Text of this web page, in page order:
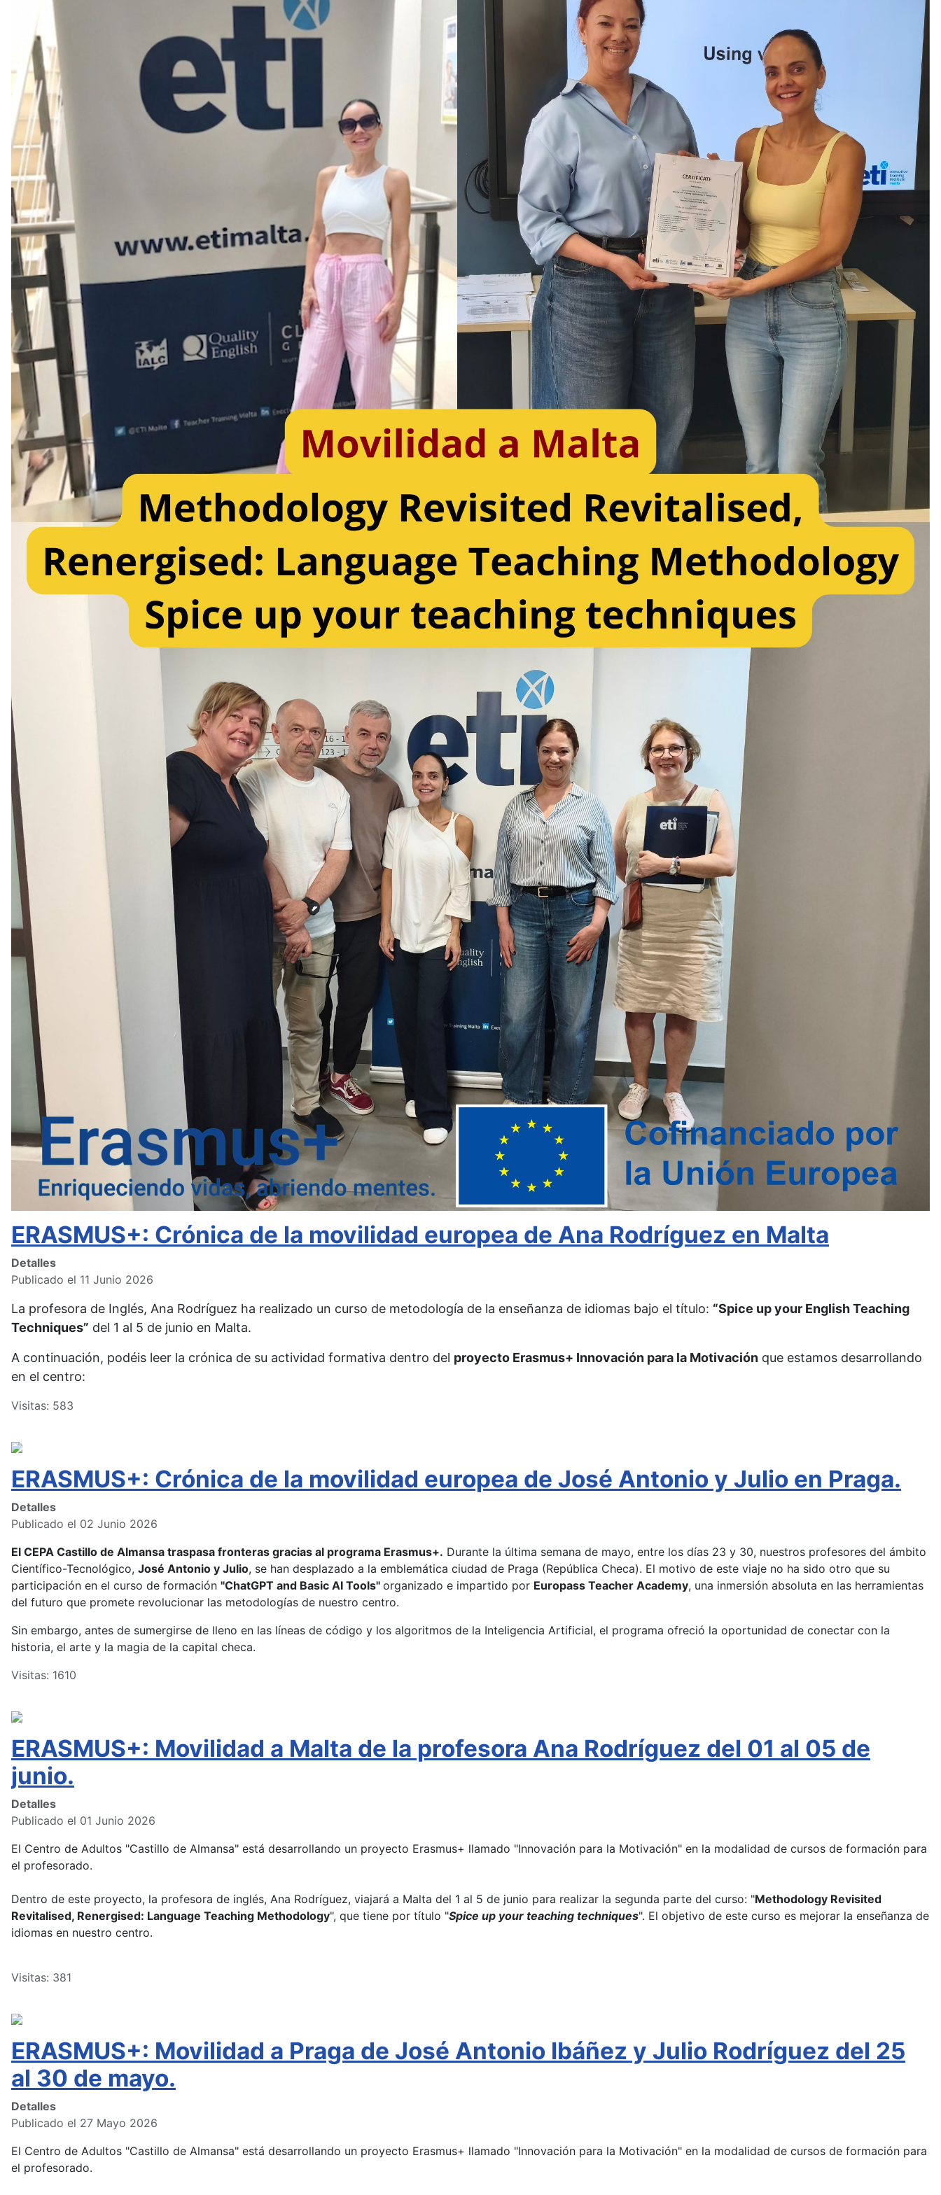
ERASMUS+: Crónica de la movilidad europea de Ana Rodríguez en Malta
Detalles
Publicado el 11 Junio 2026
La profesora de Inglés, Ana Rodríguez ha realizado un curso de metodología de la enseñanza de idiomas bajo el título: “Spice up your English Teaching
Techniques” del 1 al 5 de junio en Malta.
A continuación, podéis leer la crónica de su actividad formativa dentro del proyecto Erasmus+ Innovación para la Motivación que estamos desarrollando
en el centro:
Visitas: 583
ERASMUS+: Crónica de la movilidad europea de José Antonio y Julio en Praga.
Detalles
Publicado el 02 Junio 2026
El CEPA Castillo de Almansa traspasa fronteras gracias al programa Erasmus+. Durante la última semana de mayo, entre los días 23 y 30, nuestros profesores del ámbito
Científico-Tecnológico, José Antonio y Julio, se han desplazado a la emblemática ciudad de Praga (República Checa). El motivo de este viaje no ha sido otro que su
participación en el curso de formación "ChatGPT and Basic AI Tools" organizado e impartido por Europass Teacher Academy, una inmersión absoluta en las herramientas
del futuro que promete revolucionar las metodologías de nuestro centro.
Sin embargo, antes de sumergirse de lleno en las líneas de código y los algoritmos de la Inteligencia Artificial, el programa ofreció la oportunidad de conectar con la
historia, el arte y la magia de la capital checa.
Visitas: 1610
ERASMUS+: Movilidad a Malta de la profesora Ana Rodríguez del 01 al 05 de
junio.
Detalles
Publicado el 01 Junio 2026
El Centro de Adultos "Castillo de Almansa" está desarrollando un proyecto Erasmus+ llamado "Innovación para la Motivación" en la modalidad de cursos de formación para
el profesorado.
Dentro de este proyecto, la profesora de inglés, Ana Rodríguez, viajará a Malta del 1 al 5 de junio para realizar la segunda parte del curso: "Methodology Revisited
Revitalised, Renergised: Language Teaching Methodology", que tiene por título "Spice up your teaching techniques". El objetivo de este curso es mejorar la enseñanza de
idiomas en nuestro centro.
Visitas: 381
ERASMUS+: Movilidad a Praga de José Antonio Ibáñez y Julio Rodríguez del 25
al 30 de mayo.
Detalles
Publicado el 27 Mayo 2026
El Centro de Adultos "Castillo de Almansa" está desarrollando un proyecto Erasmus+ llamado "Innovación para la Motivación" en la modalidad de cursos de formación para
el profesorado.